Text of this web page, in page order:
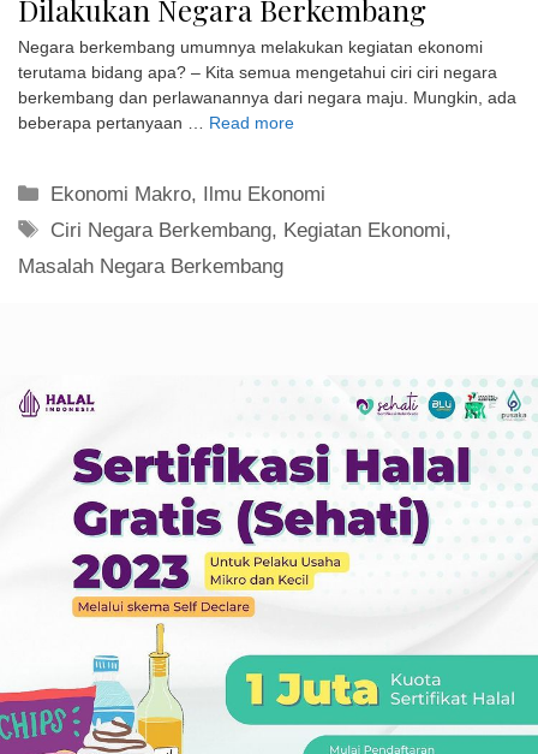
Dilakukan Negara Berkembang
Negara berkembang umumnya melakukan kegiatan ekonomi
terutama bidang apa? – Kita semua mengetahui ciri ciri negara
berkembang dan perlawanannya dari negara maju. Mungkin, ada
beberapa pertanyaan … Read more
Kategori
Ekonomi Makro, Ilmu Ekonomi
Tag
Ciri Negara Berkembang, Kegiatan Ekonomi,
Masalah Negara Berkembang